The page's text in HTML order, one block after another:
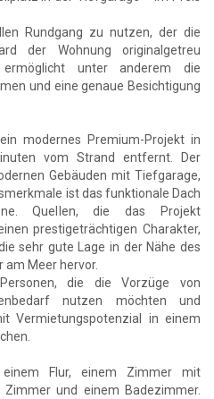
Rundgang zu nutzen, der die
der Wohnung originalgetreu
unter anderem die
und eine genaue Besichtigung
modernes Premium-Projekt in
vom Strand entfernt. Der
Gebäuden mit Tiefgarage,
ist das funktionale Dach
Quellen, die das Projekt
prestigeträchtigen Charakter,
sehr gute Lage in der Nähe des
Meer hervor.
die die Vorzüge von
nutzen möchten und
Vermietungspotenzial in einem
Flur, einem Zimmer mit
und einem Badezimmer.